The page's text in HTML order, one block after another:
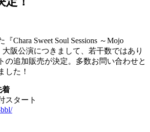
Chara Sweet Soul Sessions ～Mojo
大阪公演につきまして、若干数ではあり
の追加販売が決定。多数お問い合わせと
した！
着
スタート